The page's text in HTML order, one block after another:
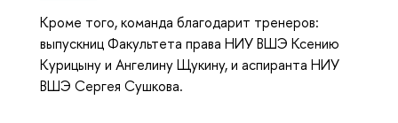
Кроме того, команда благодарит тренеров:
выпускниц Факультета права НИУ ВШЭ Ксению
Курицыну и Ангелину Щукину, и аспиранта НИУ
ВШЭ Сергея Сушкова.